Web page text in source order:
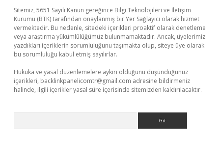
Sitemiz, 5651 Sayılı Kanun gereğince Bilgi Teknolojileri ve İletişim
Kurumu (BTK) tarafından onaylanmış bir Yer Sağlayıcı olarak hizmet
vermektedir. Bu nedenle, sitedeki içerikleri proaktif olarak denetleme
veya araştırma yükümlülüğümüz bulunmamaktadır. Ancak, üyelerimiz
yazdıkları içeriklerin sorumluluğunu taşımakta olup, siteye üye olarak
bu sorumluluğu kabul etmiş sayılırlar.
Hukuka ve yasal düzenlemelere aykırı olduğunu düşündüğünüz
içerikleri, backlinkpanelicomtr@gmail.com adresine bildirmeniz
halinde, ilgili içerikler yasal süre içerisinde sitemizden kaldırılacaktır.